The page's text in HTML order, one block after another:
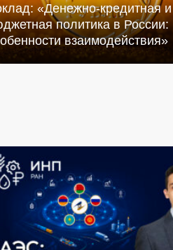
«Денежно-кредитная и
политика в России:
взаимодействия»